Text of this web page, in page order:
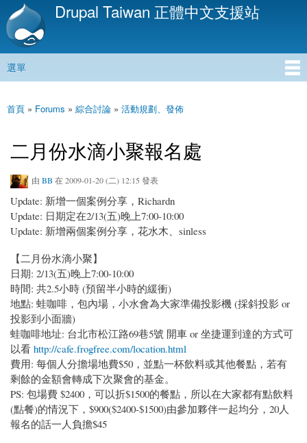
移
內
Drupal Taiwan 正體中文支援站
主選單
選單
您在這裡
首頁 » Forums » 綜合討論 » 活動規劃、發佈
二月份水滴小聚報名處
由 BB 在 2009-01-20 (二) 12:15 發表
Update: 新增一個案例分享，Richardn
Update: 日期定在2/13(五)晚上7:00-10:00
Update: 新增兩個案例分享，花水木、sinless
【二月份水滴小聚】
日期: 2/13(五)晚上7:00-10:00
時間: 共2.5小時 (預留半小時的緩衝)
地點: 蛙咖啡，包內場，小水會為大家準備投影機 (採斜投影 or
投影到小面牆)
蛙咖啡地址: 台北市松江路69巷5號 開車 or 坐捷運到達的方式可
以看 http://cafe.frogfree.com/location.html
費用: 每個人分擔場地費$50，並點一杯飲料或其他餐點，若有
剩餘的金額會轉成下次聚會的基金。
PS: 包場費 $2400，可以折$1500的餐點，所以在大家都有點飲料
(點餐)的情況下，$900($2400-$1500)由參加夥伴一起均分，20人
報名的話一人負擔$45